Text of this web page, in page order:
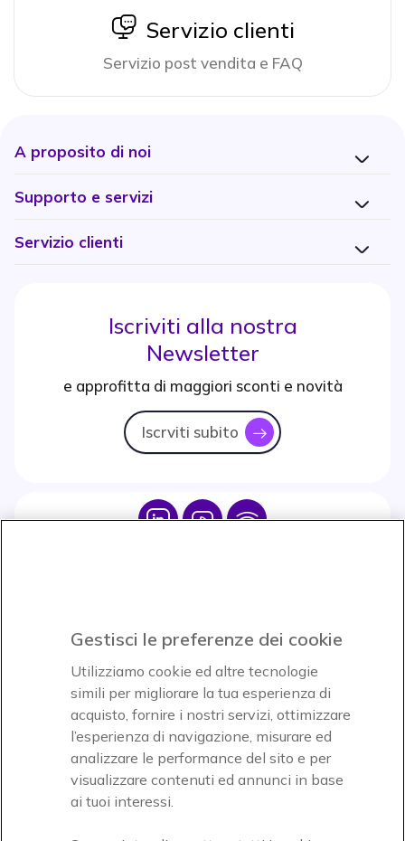
icon
Servizio clienti
Servizio post vendita e FAQ
A proposito di noi
Supporto e servizi
Servizio clienti
Iscriviti alla nostra
Newsletter
e approfitta di maggiori sconti e novità
Iscrviti subito icon
Icon IconIcon
Accettiamo
Onedirect, azienda del gruppo INCEPT
Gestisci le preferenze dei cookie
Utilizziamo cookie ed altre tecnologie
simili per migliorare la tua esperienza di
acquisto, fornire i nostri servizi, ottimizzare
l’esperienza di navigazione, misurare ed
analizzare le performance del sito e per
visualizzare contenuti ed annunci in base
ai tuoi interessi.